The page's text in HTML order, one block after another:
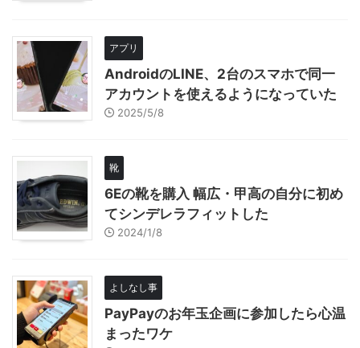
アプリ
AndroidのLINE、2台のスマホで同一
アカウントを使えるようになっていた
2025/5/8
靴
6Eの靴を購入 幅広・甲高の自分に初め
てシンデレラフィットした
2024/1/8
よしなし事
PayPayのお年玉企画に参加したら心温
まったワケ